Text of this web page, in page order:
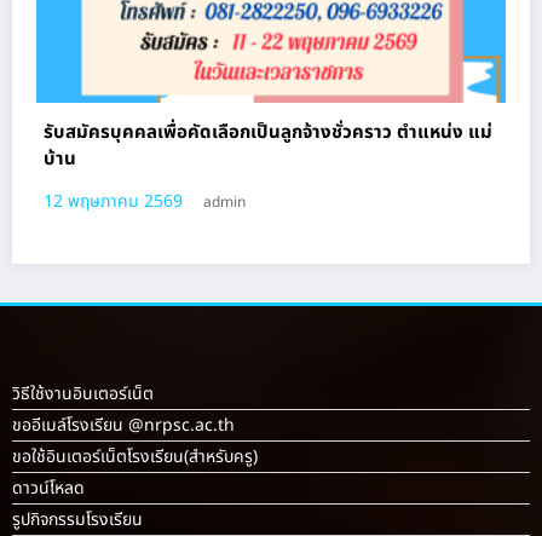
รับสมัครบุคคลเพื่อคัดเลือกเป็นลูกจ้างชั่วคราว ตําแหน่ง แม่
บ้าน
12 พฤษภาคม 2569 admin
วิธีใช้งานอินเตอร์เน็ต
ขออีเมล์โรงเรียน @nrpsc.ac.th
ขอใช้อินเตอร์เน็ตโรงเรียน(สำหรับครู)
ดาวน์โหลด
รูปกิจกรรมโรงเรียน